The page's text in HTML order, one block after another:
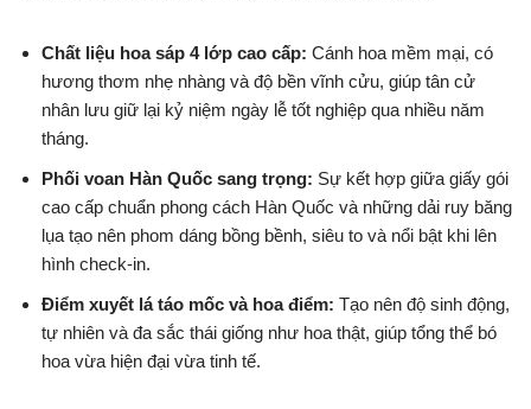
Chất liệu hoa sáp 4 lớp cao cấp: Cánh hoa mềm mại, có
hương thơm nhẹ nhàng và độ bền vĩnh cửu, giúp tân cử
nhân lưu giữ lại kỷ niệm ngày lễ tốt nghiệp qua nhiều năm
tháng.
Phối voan Hàn Quốc sang trọng: Sự kết hợp giữa giấy gói
cao cấp chuẩn phong cách Hàn Quốc và những dải ruy băng
lụa tạo nên phom dáng bồng bềnh, siêu to và nổi bật khi lên
hình check-in.
Điểm xuyết lá táo mốc và hoa điểm: Tạo nên độ sinh động,
tự nhiên và đa sắc thái giống như hoa thật, giúp tổng thể bó
hoa vừa hiện đại vừa tinh tế.